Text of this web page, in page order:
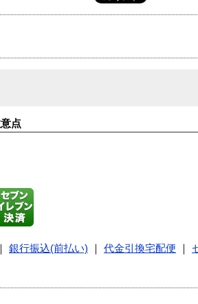
点
銀行振込(前払い) 代金引換宅配便